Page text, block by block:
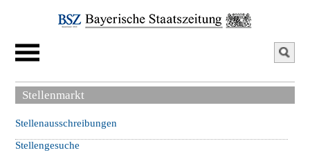
Stellenmarkt
Stellenausschreibungen
Stellengesuche